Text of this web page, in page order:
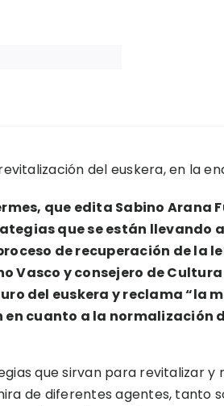
del euskera, en la
que edita Sabino Arana
que se están llevando
de recuperación de la
Vasco y consejero de
del euskera y reclama “la
cuanto a la normalización
que sirvan para revitalizar
de diferentes agentes, tanto